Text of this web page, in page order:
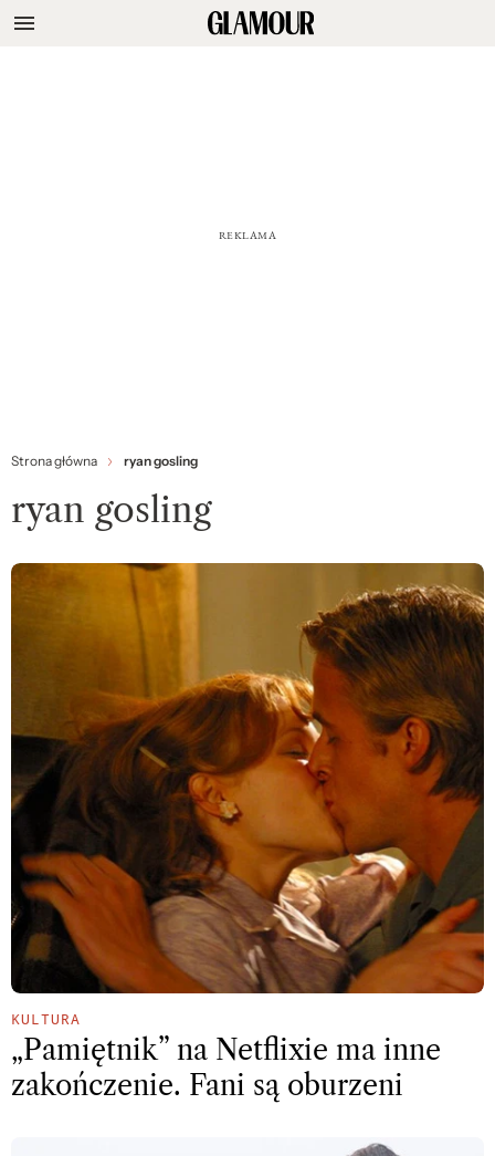
Strona główna ryan gosling
ryan gosling
KULTURA
„Pamiętnik” na Netflixie ma inne
zakończenie. Fani są oburzeni